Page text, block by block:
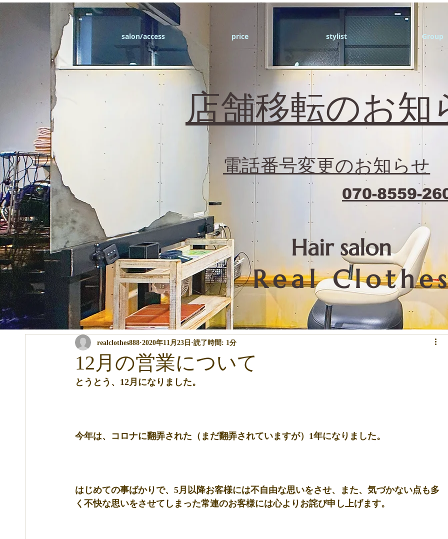
全ての記事 コンテスト・イベント関係 パーマ・カラー・トリートメントなど技術関係 重要なこと お知らせ
講習関係 ブログ
12月の営業について
realclothes888 2020年11月23日 読了時間: 1分
とうとう、12月になりました。
今年は、コロナに翻弄された（まだ翻弄されていますが）1年になりました。
はじめての事ばかりで、5月以降お客様には不自由な思いをさせ、また、気づかない点も多
く不快な思いをさせてしまった常連のお客様には心よりお詫び申し上げます。
エフィラージュカット
店舗移転のお知
電話番号変更のお知らせ
070-8559-
​Hair salon
Real
salon/access price stylist Group